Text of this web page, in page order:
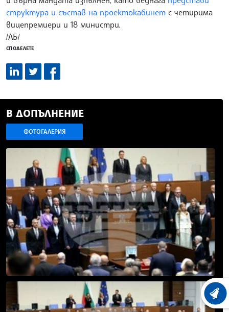
структура и състав на проектокабинет с четирима
вицепремиери и 18 министри.
/АБ/
СПОДЕЛЕТЕ
В ДОПЪЛНЕНИЕ
ФОТОГАЛЕРИЯ